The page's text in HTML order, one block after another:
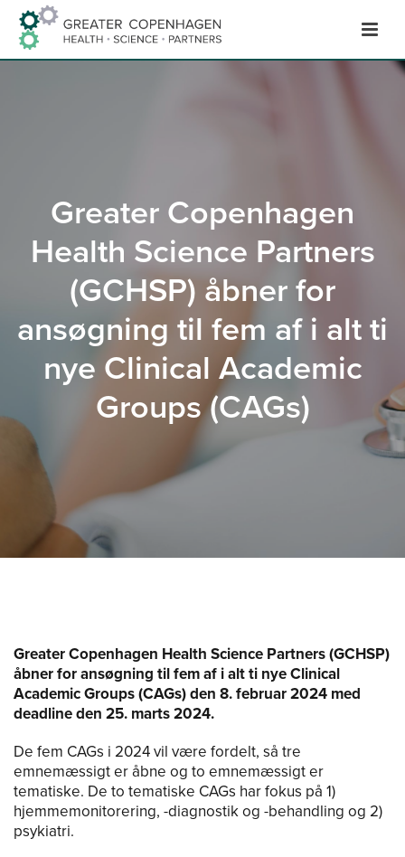
Hop
til
indhold
Greater Copenhagen
Health Science Partners
(GCHSP) åbner for
ansøgning til fem af i alt ti
nye Clinical Academic
Groups (CAGs)
Greater Copenhagen Health Science Partners (GCHSP)
åbner for ansøgning til fem af i alt ti nye Clinical
Academic Groups (CAGs) den 8. februar 2024 med
deadline den 25. marts 2024.
De fem CAGs i 2024 vil være fordelt, så tre
emnemæssigt er åbne og to emnemæssigt er
tematiske. De to tematiske CAGs har fokus på 1)
hjemmemonitorering, -diagnostik og -behandling og 2)
psykiatri.